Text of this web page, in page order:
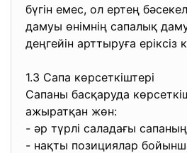
бүгін емес, ол ертең
дамуы өнімнің сапалық
деңгейін арттыруға еріксіз
1.3 Сапа көрсеткіштері
Сапаны басқаруда
ажыратқан жөн:
- әр түрлі саладағы
- нақты позициялар